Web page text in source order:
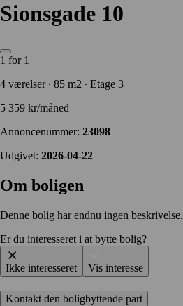
Sionsgade 10
1 for 1
4 værelser ∙ 85 m2 ∙ Etage 3
5 359 kr/måned
Annoncenummer: 23098
Udgivet: 2026-04-22
Om boligen
Denne bolig har endnu ingen beskrivelse.
Er du interesseret i at bytte bolig?
Ikke interesseret Vis interesse
Kontakt den boligbyttende part